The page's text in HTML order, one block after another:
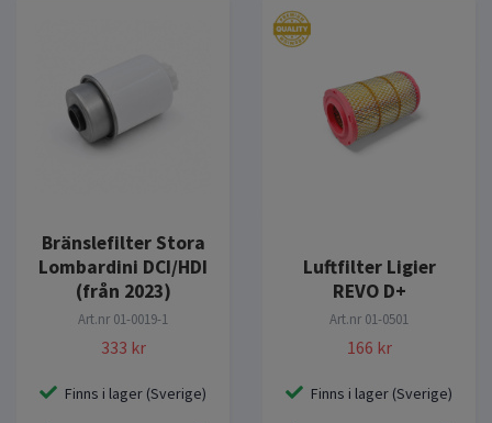
Bränslefilter Stora
Lombardini DCI/HDI
(från 2023)
Art.nr 01-0019-1
333 kr
Finns i lager (Sverige)
Luftfilter Ligier
REVO D+
Art.nr 01-0501
166 kr
Finns i lager (Sverige)